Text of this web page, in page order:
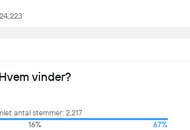
Hvem vinder?
antal stemmer: 2,217
16% 67%